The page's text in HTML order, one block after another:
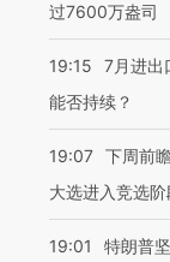
过7600万盎司
19:15
7月进出
能否持续？
19:07 下周前
大选进入竞选阶
19:01
特朗普